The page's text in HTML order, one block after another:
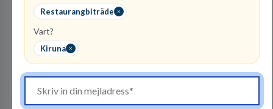
Restaurangbiträde
Vart?
Kiruna
KOMMUNFINANSIERING
1
Kommuninvest är en medlemsorganisation som
företräder den kommunala sektorn i
Besök profil